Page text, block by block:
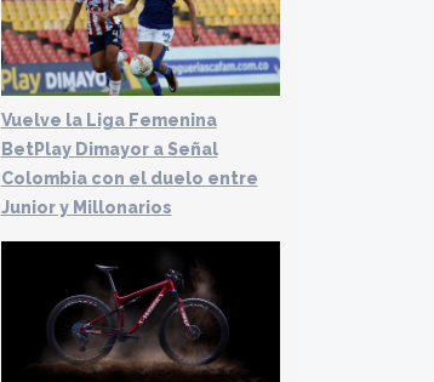
Vuelve la Liga Femenina
BetPlay Dimayor a Señal
Colombia con el duelo entre
Junior y Millonarios